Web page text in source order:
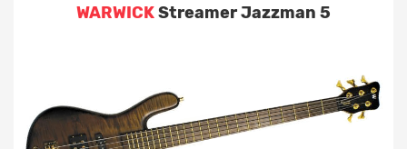
Gitara akustyczna / klasyczna
WARWICKStreamer Jazzman 5